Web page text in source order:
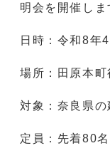
明会を開催しま
日時：令和8年
場所：田原本町
対象：奈良県
定員：先着80名